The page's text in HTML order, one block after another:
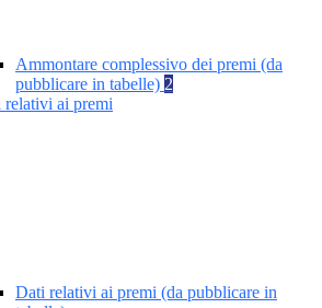
Ammontare complessivo dei premi (da
pubblicare in tabelle) 2
relativi ai premi
Dati relativi ai premi (da pubblicare in